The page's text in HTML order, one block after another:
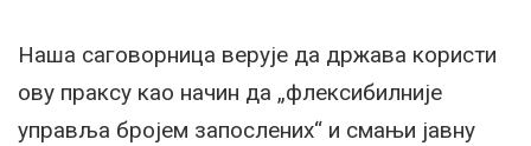
Наша саговорница верује да држава користи
ову праксу као начин да „флексибилније
управља бројем запослених“ и смањи јавну